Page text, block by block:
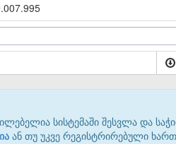
სისტემაში შესვლა და
ან თუ უკვე რეგისტრირებული